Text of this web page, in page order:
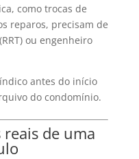
como trocas de
reparos, precisam de
ou engenheiro
antes do início
do condomínio.
reais de uma